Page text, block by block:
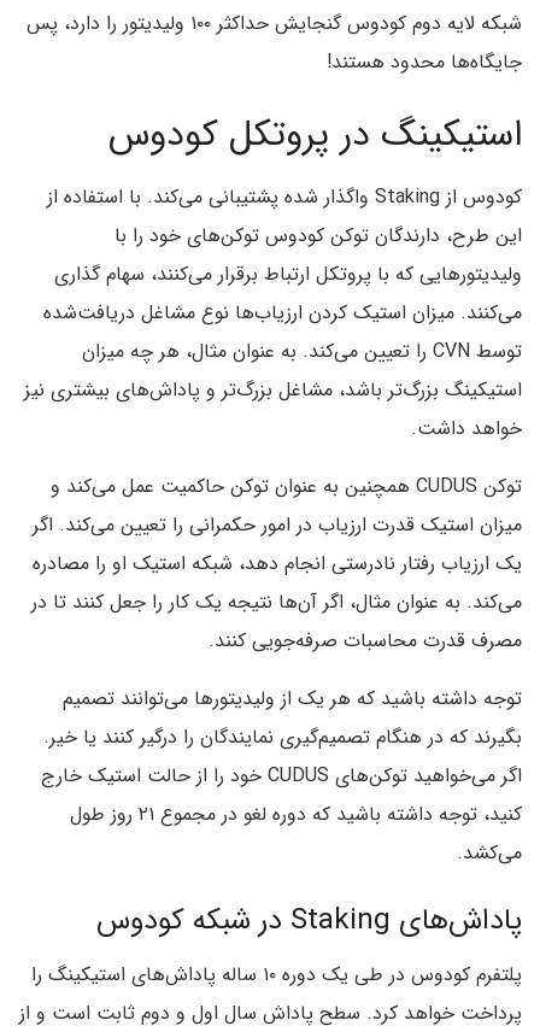
شبکه لایه دوم کودوس گنجایش حداکثر ۱۰۰ ولیدیتور را دارد، پس
جایگاه‌ها محدود هستند!
استیکینگ در پروتکل کودوس
کودوس از Staking واگذار شده پشتیبانی می‌کند. با استفاده از
این طرح، دارندگان توکن کودوس توکن‌های خود را با
ولیدیتورهایی که با پروتکل ارتباط برقرار می‌کنند، سهام گذاری
می‌کنند. میزان استیک کردن ارزیاب‌ها نوع مشاغل دریافت‌شده
توسط CVN را تعیین می‌کند. به عنوان مثال، هر چه میزان
استیکینگ بزرگ‌تر باشد، مشاغل بزرگ‌تر و پاداش‌های بیشتری نیز
خواهد داشت.
توکن CUDUS همچنین به عنوان توکن حاکمیت عمل می‌کند و
میزان استیک قدرت ارزیاب در امور حکمرانی را تعیین می‌کند. اگر
یک ارزیاب رفتار نادرستی انجام دهد، شبکه استیک او را مصادره
می‌کند. به عنوان مثال، اگر آن‌ها نتیجه یک کار را جعل کنند تا در
مصرف قدرت محاسبات صرفه‌جویی کنند.
توجه داشته باشید که هر یک از ولیدیتورها می‌توانند تصمیم
بگیرند که در هنگام تصمیم‌گیری نمایندگان را درگیر کنند یا خیر.
اگر می‌خواهید توکن‌‌های CUDUS خود را از حالت استیک خارج
کنید، توجه داشته باشید که دوره لغو در مجموع ۲۱ روز طول
می‌کشد.
پاداش‌های Staking در شبکه کودوس
پلتفرم کودوس در طی یک دوره ۱۰ ساله پاداش‌های استیکینگ را
پرداخت خواهد کرد. سطح پاداش سال اول و دوم ثابت است و از